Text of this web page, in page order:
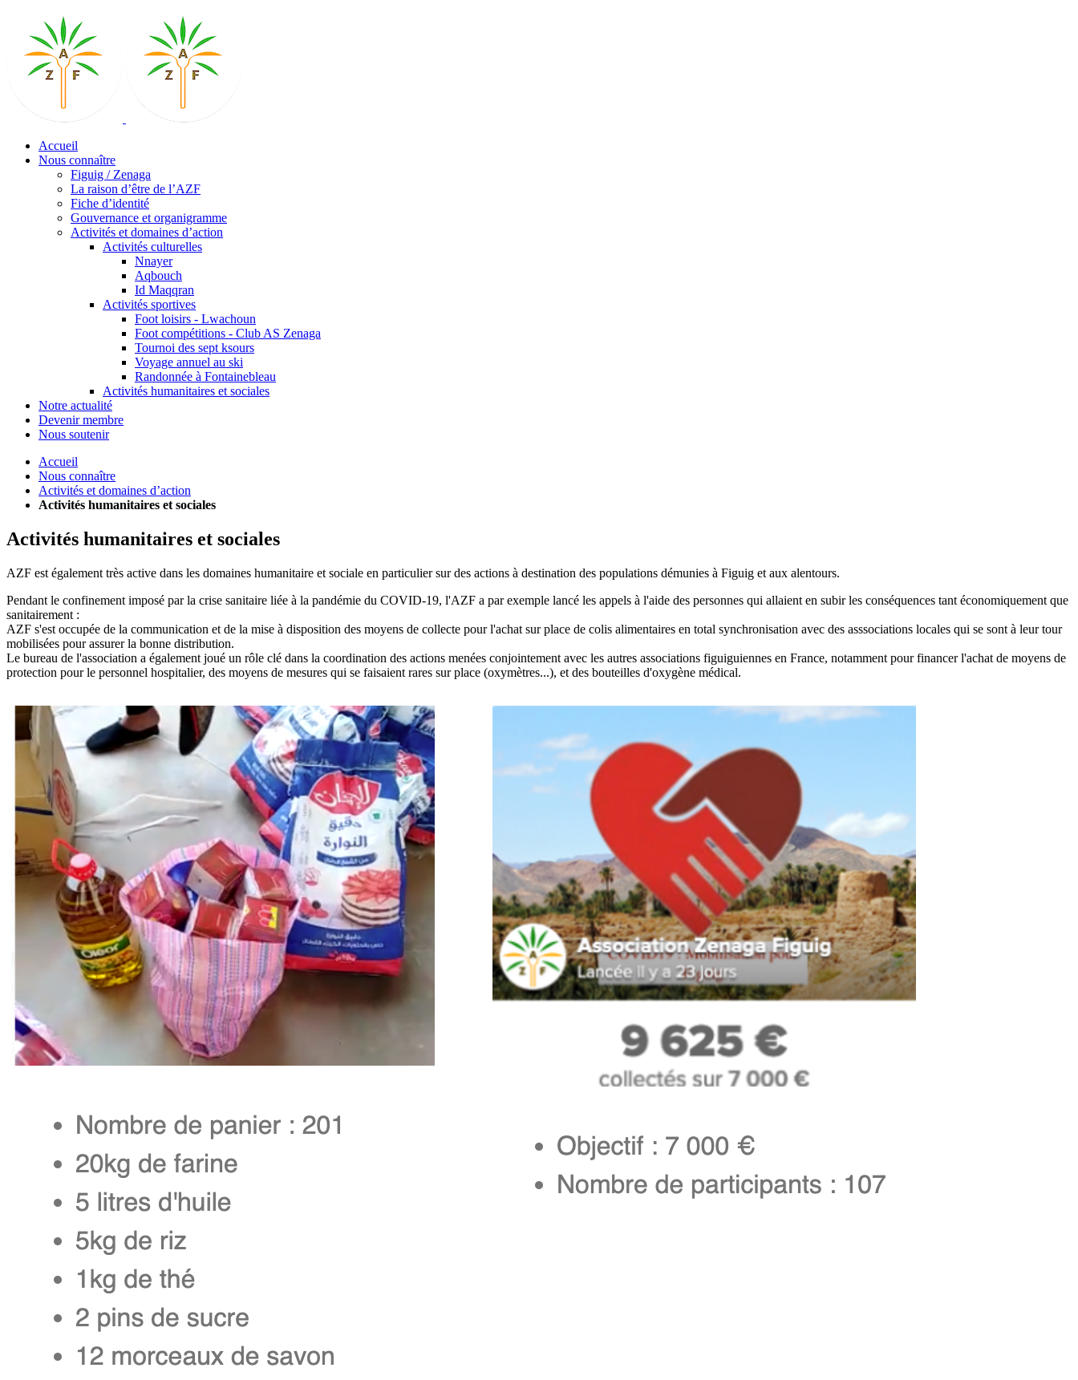
Accueil
Nous connaître
Figuig / Zenaga
La raison d’être de l’AZF
Fiche d’identité
Gouvernance et organigramme
Activités et domaines d’action
Activités culturelles
Nnayer
Aqbouch
Id Maqqran
Activités sportives
Foot loisirs - Lwachoun
Foot compétitions - Club AS Zenaga
Tournoi des sept ksours
Voyage annuel au ski
Randonnée à Fontainebleau
Activités humanitaires et sociales
Notre actualité
Devenir membre
Nous soutenir
Accueil
Nous connaître
Activités et domaines d’action
Activités humanitaires et sociales
Activités humanitaires et sociales
AZF est également très active dans les domaines humanitaire et sociale en particulier sur des actions à destination des populations démunies à Figuig et aux alentours.
Pendant le confinement imposé par la crise sanitaire liée à la pandémie du COVID-19, l'AZF a par exemple lancé les appels à l'aide des personnes qui allaient en subir les conséquences tant économiquement que
sanitairement :
AZF s'est occupée de la communication et de la mise à disposition des moyens de collecte pour l'achat sur place de colis alimentaires en total synchronisation avec des asssociations locales qui se sont à leur tour
mobilisées pour assurer la bonne distribution.
Le bureau de l'association a également joué un rôle clé dans la coordination des actions menées conjointement avec les autres associations figuiguiennes en France, notamment pour financer l'achat de moyens de
protection pour le personnel hospitalier, des moyens de mesures qui se faisaient rares sur place (oxymètres...), et des bouteilles d'oxygène médical.